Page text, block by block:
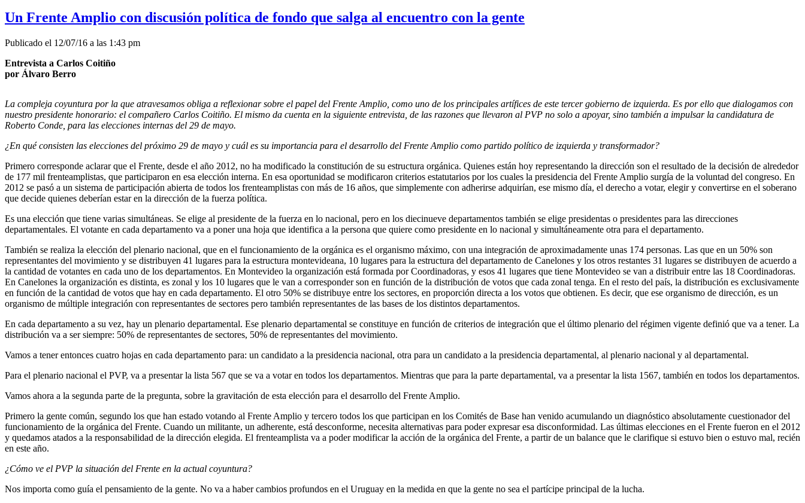
Un Frente Amplio con discusión política de fondo que salga al encuentro con la gente
Publicado el 12/07/16 a las 1:43 pm
Entrevista a Carlos Coitiño
por Álvaro Berro
La compleja coyuntura por la que atravesamos obliga a reflexionar sobre el papel del Frente Amplio, como uno de los principales artífices de este tercer gobierno de izquierda. Es por ello que dialogamos con
nuestro presidente honorario: el compañero Carlos Coitiño. El mismo da cuenta en la siguiente entrevista, de las razones que llevaron al PVP no solo a apoyar, sino también a impulsar la candidatura de
Roberto Conde, para las elecciones internas del 29 de mayo.
¿En qué consisten las elecciones del próximo 29 de mayo y cuál es su importancia para el desarrollo del Frente Amplio como partido político de izquierda y transformador?
Primero corresponde aclarar que el Frente, desde el año 2012, no ha modificado la constitución de su estructura orgánica. Quienes están hoy representando la dirección son el resultado de la decisión de alrededor
de 177 mil frenteamplistas, que participaron en esa elección interna. En esa oportunidad se modificaron criterios estatutarios por los cuales la presidencia del Frente Amplio surgía de la voluntad del congreso. En
2012 se pasó a un sistema de participación abierta de todos los frenteamplistas con más de 16 años, que simplemente con adherirse adquirían, ese mismo día, el derecho a votar, elegir y convertirse en el soberano
que decide quienes deberían estar en la dirección de la fuerza política.
Es una elección que tiene varias simultáneas. Se elige al presidente de la fuerza en lo nacional, pero en los diecinueve departamentos también se elige presidentas o presidentes para las direcciones
departamentales. El votante en cada departamento va a poner una hoja que identifica a la persona que quiere como presidente en lo nacional y simultáneamente otra para el departamento.
También se realiza la elección del plenario nacional, que en el funcionamiento de la orgánica es el organismo máximo, con una integración de aproximadamente unas 174 personas. Las que en un 50% son
representantes del movimiento y se distribuyen 41 lugares para la estructura montevideana, 10 lugares para la estructura del departamento de Canelones y los otros restantes 31 lugares se distribuyen de acuerdo a
la cantidad de votantes en cada uno de los departamentos. En Montevideo la organización está formada por Coordinadoras, y esos 41 lugares que tiene Montevideo se van a distribuir entre las 18 Coordinadoras.
En Canelones la organización es distinta, es zonal y los 10 lugares que le van a corresponder son en función de la distribución de votos que cada zonal tenga. En el resto del país, la distribución es exclusivamente
en función de la cantidad de votos que hay en cada departamento. El otro 50% se distribuye entre los sectores, en proporción directa a los votos que obtienen. Es decir, que ese organismo de dirección, es un
organismo de múltiple integración con representantes de sectores pero también representantes de las bases de los distintos departamentos.
En cada departamento a su vez, hay un plenario departamental. Ese plenario departamental se constituye en función de criterios de integración que el último plenario del régimen vigente definió que va a tener. La
distribución va a ser siempre: 50% de representantes de sectores, 50% de representantes del movimiento.
Vamos a tener entonces cuatro hojas en cada departamento para: un candidato a la presidencia nacional, otra para un candidato a la presidencia departamental, al plenario nacional y al departamental.
Para el plenario nacional el PVP, va a presentar la lista 567 que se va a votar en todos los departamentos. Mientras que para la parte departamental, va a presentar la lista 1567, también en todos los departamentos.
Vamos ahora a la segunda parte de la pregunta, sobre la gravitación de esta elección para el desarrollo del Frente Amplio.
Primero la gente común, segundo los que han estado votando al Frente Amplio y tercero todos los que participan en los Comités de Base han venido acumulando un diagnóstico absolutamente cuestionador del
funcionamiento de la orgánica del Frente. Cuando un militante, un adherente, está desconforme, necesita alternativas para poder expresar esa disconformidad. Las últimas elecciones en el Frente fueron en el 2012
y quedamos atados a la responsabilidad de la dirección elegida. El frenteamplista va a poder modificar la acción de la orgánica del Frente, a partir de un balance que le clarifique si estuvo bien o estuvo mal, recién
en este año.
¿Cómo ve el PVP la situación del Frente en la actual coyuntura?
Nos importa como guía el pensamiento de la gente. No va a haber cambios profundos en el Uruguay en la medida en que la gente no sea el partícipe principal de la lucha.